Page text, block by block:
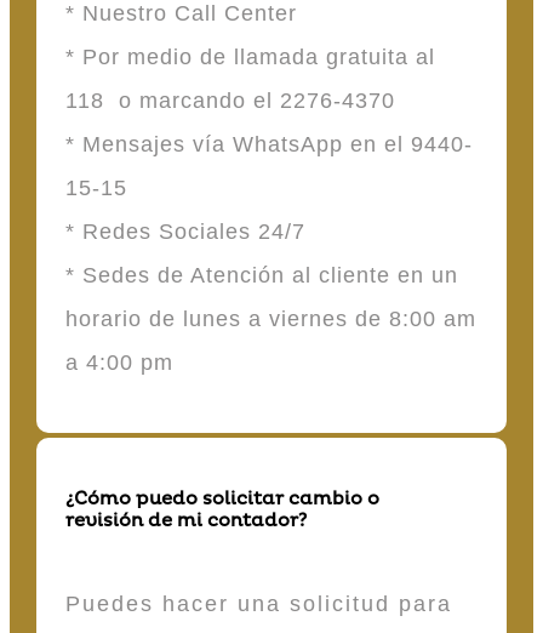
* Nuestro Call Center
* Por medio de llamada gratuita al
118 o marcando el 2276-4370
* Mensajes vía WhatsApp en el 9440-
15-15
* Redes Sociales 24/7
* Sedes de Atención al cliente en un
horario de lunes a viernes de 8:00 am
a 4:00 pm
¿Cómo puedo solicitar cambio o
revisión de mi contador?
Puedes hacer una solicitud para